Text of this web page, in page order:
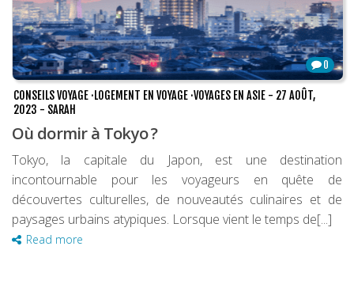
0
CONSEILS VOYAGE ·LOGEMENT EN VOYAGE ·VOYAGES EN ASIE - 27 AOÛT,
2023 - SARAH
Où dormir à Tokyo ?
Tokyo, la capitale du Japon, est une destination
incontournable pour les voyageurs en quête de
découvertes culturelles, de nouveautés culinaires et de
paysages urbains atypiques. Lorsque vient le temps de[...]
Read more